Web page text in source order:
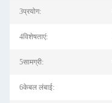
3प्रयोग:
4विशेषताएं:
5सामग्री:
6केबल लंबाई: